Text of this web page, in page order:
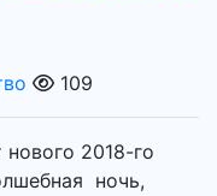
109
нового 2018-го
ночь,